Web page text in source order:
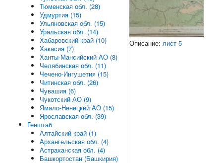
Описание: лист 5
Тюменская обл. (28)
Удмуртия (15)
Ульяновская обл. (15)
Уральская обл. (14)
Хабаровский край (10)
Хакасия (7)
Ханты-Мансийский АО (8)
Челябинская обл. (11)
Чечено-Ингушетия (15)
Читинская обл. (26)
Чувашия (6)
Чукотский АО (9)
Ямало-Ненецкий АО (15)
Ярославская обл. (39)
Генштаб
Алтайский край (1)
Архангельская обл. (4)
Астраханская обл. (4)
Башкортостан (Башкирия)